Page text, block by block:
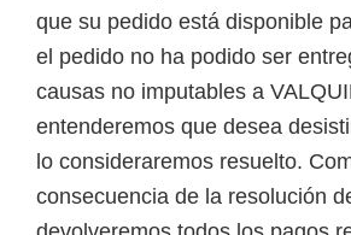
que su pedido está disponible
el pedido no ha podido ser
causas no imputables a
entenderemos que desea
lo consideraremos resuelto.
consecuencia de la resolución